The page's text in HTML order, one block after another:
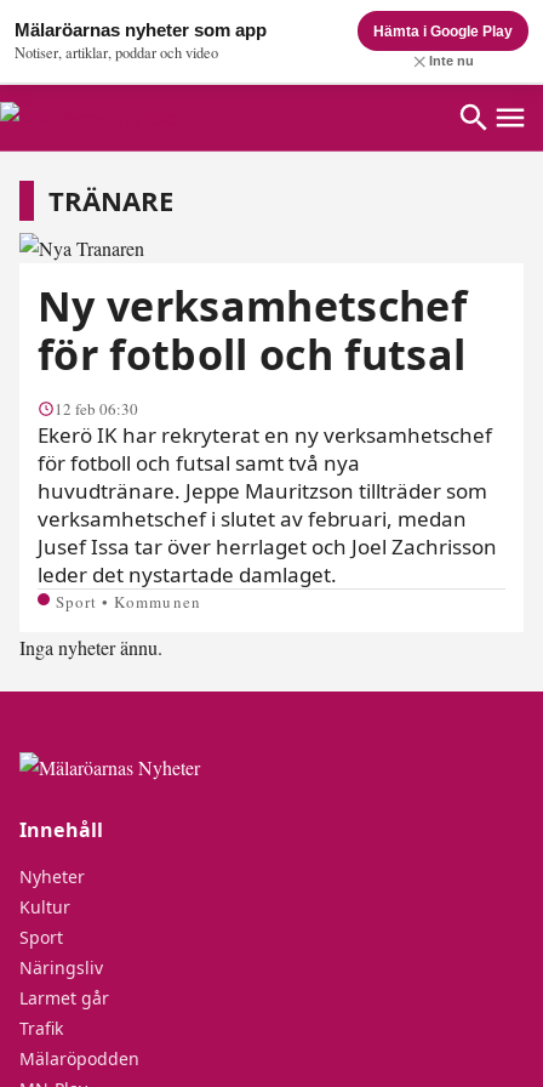
Mälaröarnas nyheter som app
Notiser, artiklar, poddar och video
Hämta i Google Play
Inte nu
Tränare
TRÄNARE
Ny verksamhetschef
för fotboll och futsal
12 feb 06:30
Ekerö IK har rekryterat en ny verksamhetschef
för fotboll och futsal samt två nya
huvudtränare. Jeppe Mauritzson tillträder som
verksamhetschef i slutet av februari, medan
Jusef Issa tar över herrlaget och Joel Zachrisson
leder det nystartade damlaget.
Sport • Kommunen
Inga nyheter ännu.
Innehåll
Nyheter
Kultur
Sport
Näringsliv
Larmet går
Trafik
Mälaröpodden